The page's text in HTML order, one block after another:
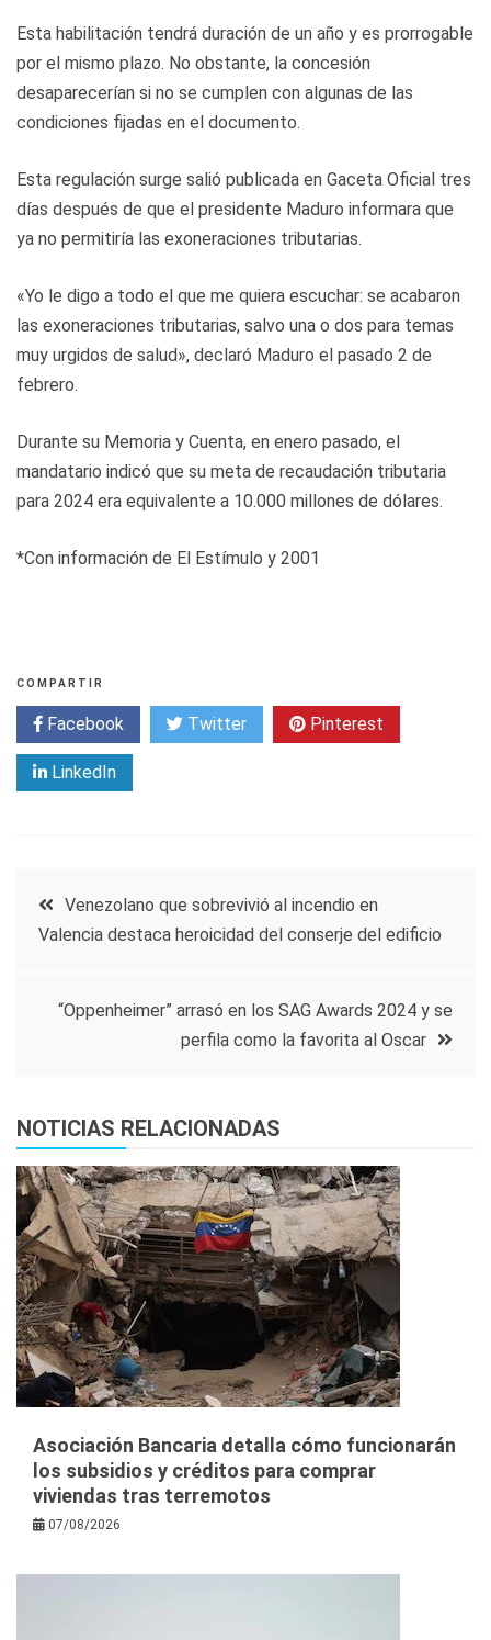
Esta habilitación tendrá duración de un año y es prorrogable
por el mismo plazo. No obstante, la concesión
desaparecerían si no se cumplen con algunas de las
condiciones fijadas en el documento.
Esta regulación surge salió publicada en Gaceta Oficial tres
días después de que el presidente Maduro informara que
ya no permitiría las exoneraciones tributarias.
«Yo le digo a todo el que me quiera escuchar: se acabaron
las exoneraciones tributarias, salvo una o dos para temas
muy urgidos de salud», declaró Maduro el pasado 2 de
febrero.
Durante su Memoria y Cuenta, en enero pasado, el
mandatario indicó que su meta de recaudación tributaria
para 2024 era equivalente a 10.000 millones de dólares.
*Con información de El Estímulo y 2001
COMPARTIR
Facebook Twitter Pinterest
LinkedIn
Navegación
entradas
Venezolano que sobrevivió al incendio en
Valencia destaca heroicidad del conserje del edificio
“Oppenheimer” arrasó en los SAG Awards 2024 y se
perfila como la favorita al Oscar
NOTICIAS RELACIONADAS
Asociación Bancaria detalla cómo funcionarán
los subsidios y créditos para comprar
viviendas tras terremotos
07/08/2026